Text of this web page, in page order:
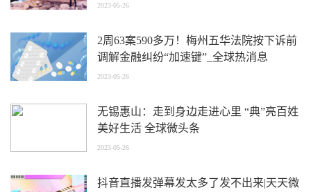
2023-05-26
2周63案590多万！梅州五华法院按下诉前
调解金融纠纷“加速键”_全球热消息
2023-05-26
无锡惠山：走到身边走进心里 “典”亮百姓
美好生活 全球微头条
2023-05-26
抖音直播发弹幕发太多了发不出来|天天微